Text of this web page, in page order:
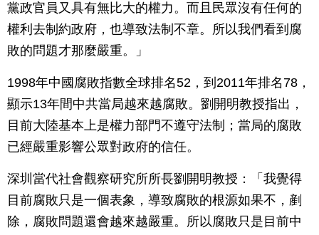
黨政官員又具有無比大的權力。而且民眾沒有任何的
權利去制約政府，也導致法制不章。所以我們看到腐
敗的問題才那麼嚴重。」
1998年中國腐敗指數全球排名52，到2011年排名78，
顯示13年間中共當局越來越腐敗。劉開明教授指出，
目前大陸基本上是權力部門不遵守法制；當局的腐敗
已經嚴重影響公眾對政府的信任。
深圳當代社會觀察研究所所長劉開明教授：「我覺得
目前腐敗只是一個表象，導致腐敗的根源如果不，剷
除，腐敗問題還會越來越嚴重。所以腐敗只是目前中